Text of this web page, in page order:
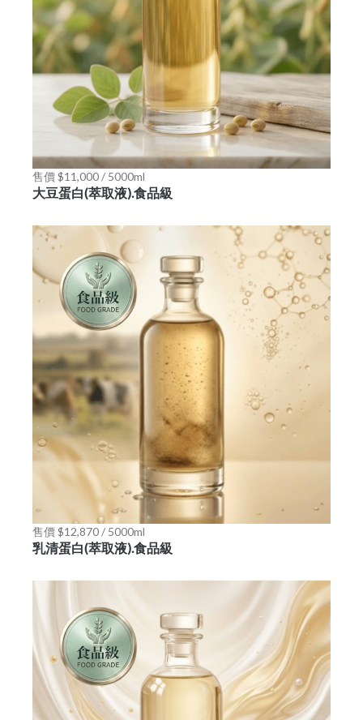
售價 $11,000 / 5000ml
大豆蛋白(萃取液).食品級
售價 $12,870 / 5000ml
乳清蛋白(萃取液).食品級